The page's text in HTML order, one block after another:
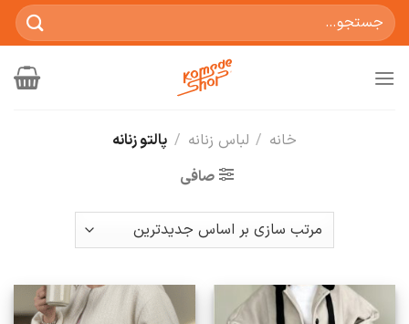
جستجو
برای:
خانه / لباس زنانه / پالتو زنانه
صافی